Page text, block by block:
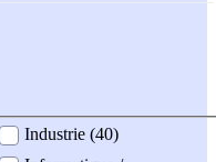
Industrie (40)